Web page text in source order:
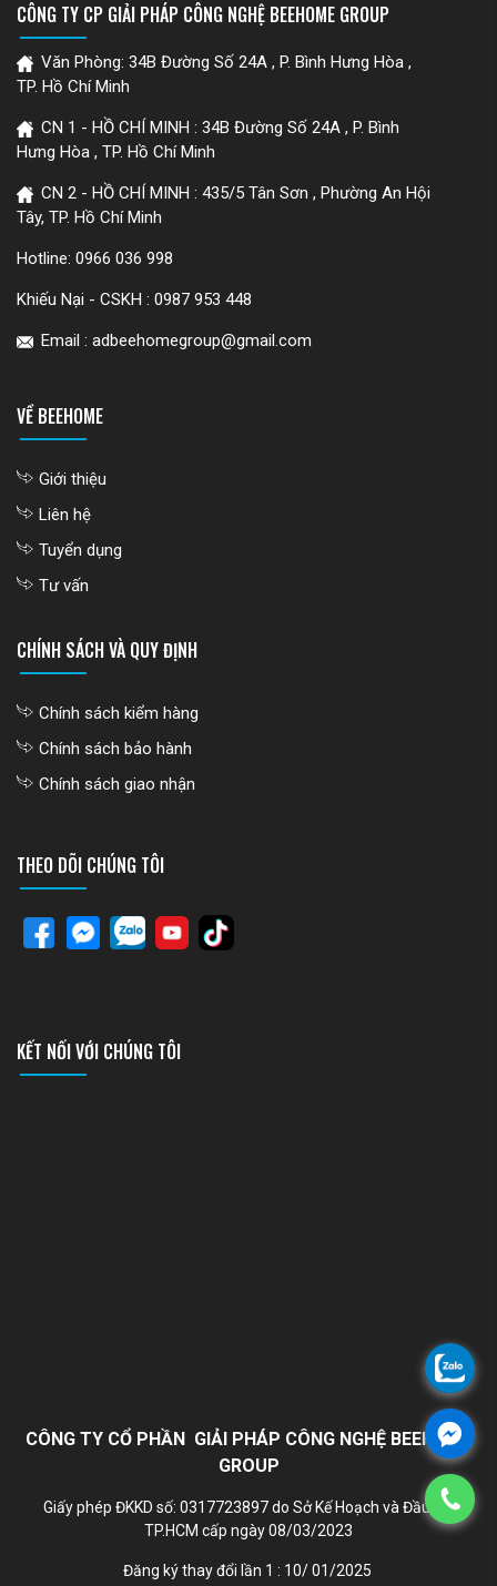
CÔNG TY CP GIẢI PHÁP CÔNG NGHỆ BEEHOME GROUP
Văn Phòng: 34B Đường Số 24A , P. Bình Hưng Hòa ,
TP. Hồ Chí Minh
CN 1 - HỒ CHÍ MINH : 34B Đường Số 24A , P. Bình
Hưng Hòa , TP. Hồ Chí Minh
CN 2 - HỒ CHÍ MINH : 435/5 Tân Sơn , Phường An Hội
Tây, TP. Hồ Chí Minh
Hotline: 0966 036 998
Khiếu Nại - CSKH : 0987 953 448
Email : adbeehomegroup@gmail.com
VỀ BEEHOME
Giới thiệu
Liên hệ
Tuyển dụng
Tư vấn
CHÍNH SÁCH VÀ QUY ĐỊNH
Chính sách kiểm hàng
Chính sách bảo hành
Chính sách giao nhận
THEO DÕI CHÚNG TÔI
KẾT NỐI VỚI CHÚNG TÔI
CÔNG TY CỔ PHẦN GIẢI PHÁP CÔNG NGHỆ BEEHOME
GROUP
Giấy phép ĐKKD số: 0317723897 do Sở Kế Hoạch và Đầu Tư
TP.HCM cấp ngày 08/03/2023
Đăng ký thay đổi lần 1 : 10/ 01/2025